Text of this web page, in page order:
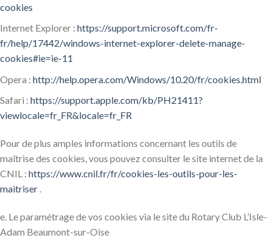
cookies
Internet Explorer : https://support.microsoft.com/fr-
fr/help/17442/windows-internet-explorer-delete-manage-
cookies#ie=ie-11
Opera : http://help.opera.com/Windows/10.20/fr/cookies.html
Safari : https://support.apple.com/kb/PH21411?
viewlocale=fr_FR&locale=fr_FR
Pour de plus amples informations concernant les outils de
maîtrise des cookies, vous pouvez consulter le site internet de la
CNIL : https://www.cnil.fr/fr/cookies-les-outils-pour-les-
maitriser .
e. Le paramétrage de vos cookies via le site du Rotary Club L’Isle-
Adam Beaumont-sur-Oise